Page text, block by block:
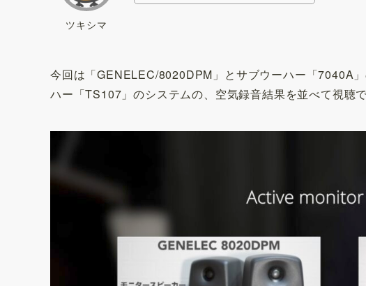
ツキシマ
今回は「GENELEC/8020DPM」とサブウーハー「7040A
ハー「TS107」のシステムの、空気録音結果を並べて視聴